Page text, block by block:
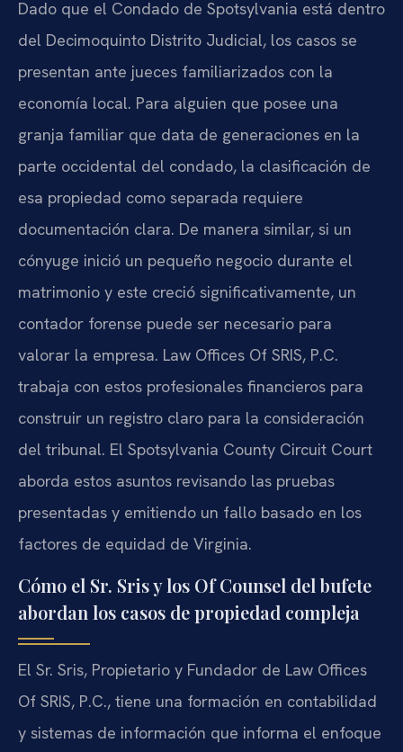
Dado que el Condado de Spotsylvania está dentro
del Decimoquinto Distrito Judicial, los casos se
presentan ante jueces familiarizados con la
economía local. Para alguien que posee una
granja familiar que data de generaciones en la
parte occidental del condado, la clasificación de
esa propiedad como separada requiere
documentación clara. De manera similar, si un
cónyuge inició un pequeño negocio durante el
matrimonio y este creció significativamente, un
contador forense puede ser necesario para
valorar la empresa. Law Offices Of SRIS, P.C.
trabaja con estos profesionales financieros para
construir un registro claro para la consideración
del tribunal. El Spotsylvania County Circuit Court
aborda estos asuntos revisando las pruebas
presentadas y emitiendo un fallo basado en los
factores de equidad de Virginia.
Cómo el Sr. Sris y los Of Counsel del bufete
abordan los casos de propiedad compleja
El Sr. Sris, Propietario y Fundador de Law Offices
Of SRIS, P.C., tiene una formación en contabilidad
y sistemas de información que informa el enfoque